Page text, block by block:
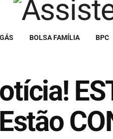
BOLSA FAMÍLIA BPC